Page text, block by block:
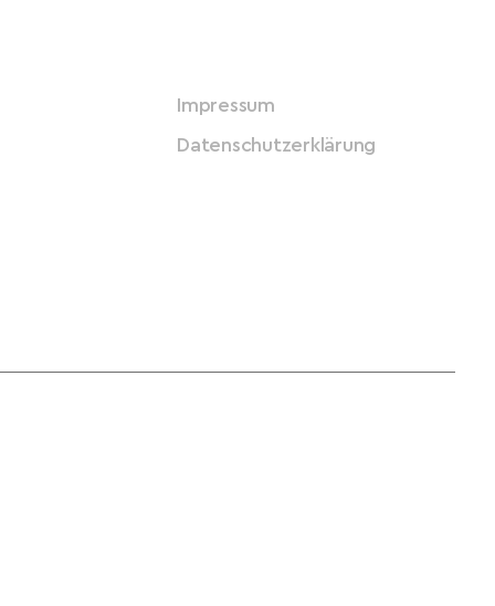
Impressum
Datenschutzerklärung